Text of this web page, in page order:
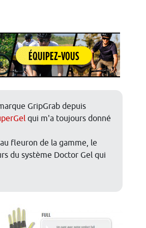
GripGrab depuis
qui m'a toujours donné
fleuron de la gamme, le
du système Doctor Gel qui